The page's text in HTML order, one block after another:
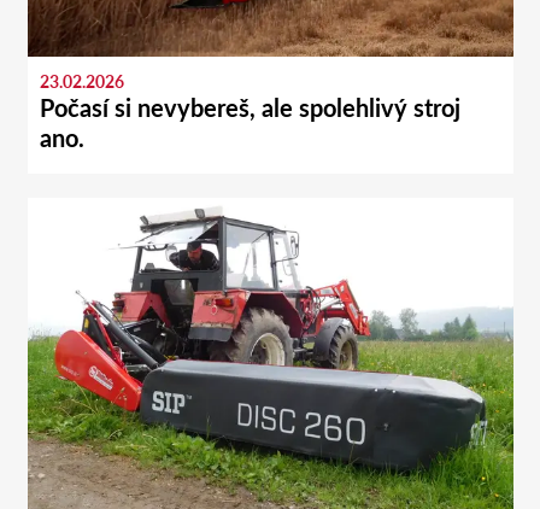
23.02.2026
Počasí si nevybereš, ale spolehlivý stroj
ano.